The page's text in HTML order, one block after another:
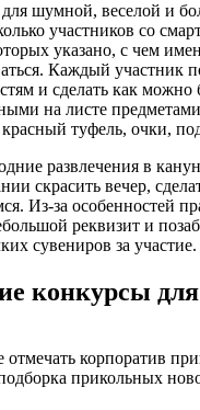
шумной, веселой и
участников со
указано, с чем
Каждый участник
и сделать как можно
на листе
красный туфель, очки,
развлечения в
скрасить вечер,
Из-за особенностей
реквизит и
сувениров за участие.
конкурсы
отмечать корпоратив
прикольных